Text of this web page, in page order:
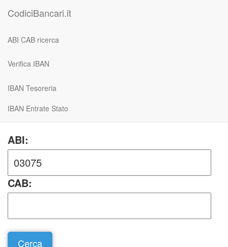
CodiciBancari.it
ABI CAB ricerca
Verifica IBAN
IBAN Tesoreria
IBAN Entrate Stato
ABI:
CAB: